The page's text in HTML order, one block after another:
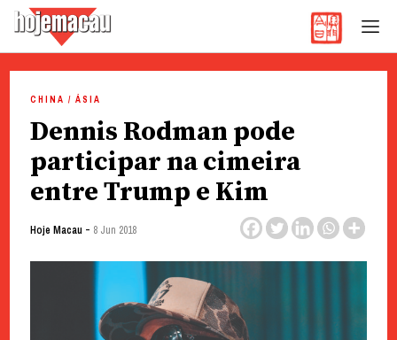
content
CHINA / ÁSIA
Dennis Rodman pode
participar na cimeira
entre Trump e Kim
Hoje Macau - 8 Jun 2018